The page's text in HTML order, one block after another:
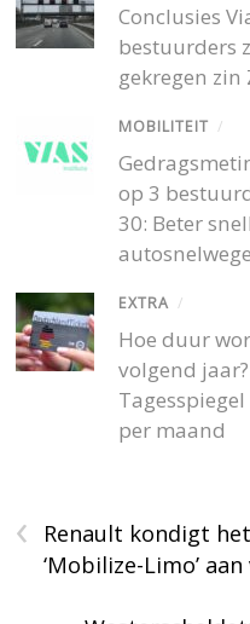
Conclusies
bestuurders
gekregen zin
MOBILITEIT /
op 3
30: Beter
EXTRA /
Hoe duur
volgend
per maand
‹
Renault kondigt
‘Mobilize-Limo’